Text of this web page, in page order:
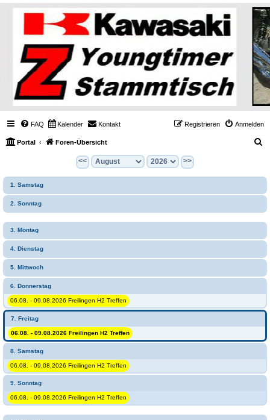
FAQ Kalender Kontakt Anmelden
Registrieren
Portal Foren-Übersicht
e
<< >>
1. Samstag
2. Sonntag
3. Montag
4. Dienstag
5. Mittwoch
6. Donnerstag
06.08. - 09.08.2026 Freilingen H2 Treffen
7. Freitag
06.08. - 09.08.2026 Freilingen H2 Treffen
8. Samstag
06.08. - 09.08.2026 Freilingen H2 Treffen
9. Sonntag
06.08. - 09.08.2026 Freilingen H2 Treffen